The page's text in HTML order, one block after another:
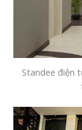
Standee điện